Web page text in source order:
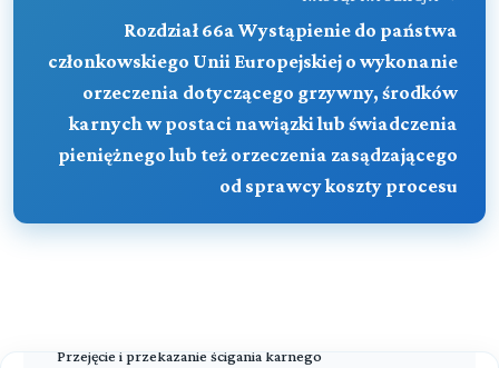
Rozdział 66a Wystąpienie do państwa
członkowskiego Unii Europejskiej o wykonanie
orzeczenia dotyczącego grzywny, środków
karnych w postaci nawiązki lub świadczenia
pieniężnego lub też orzeczenia zasądzającego
od sprawcy koszty procesu
Przeczytaj zawartość działu
Rozdział 60 (art. 569 - 577)
Wyrok łączny
Przeczytaj zawartość działu
Rozdział 62 (art. 585 - 589f)
Pomoc prawna i doręczenia w sprawach karnych
Rozdział 62a (art. 589g - 589k)
Wystąpienie do państwa członkowskiego Unii
Europejskiej o wykonanie postanowienia o zatrzymaniu
dowodów lub mającego na celu zabezpieczenie mienia
Przejęcie i przekazanie ścigania karnego